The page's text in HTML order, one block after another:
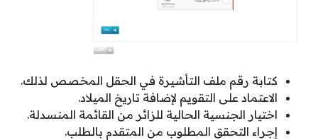
كتابة رقم ملف التأشيرة في الحقل المخصص لذلك.
الاعتماد على التقويم لإضافة تاريخ الميلاد.
اختيار الجنسية الحالية للزائر من القائمة المنسدلة.
إجراء التحقق المطلوب من المتقدم بالطلب.